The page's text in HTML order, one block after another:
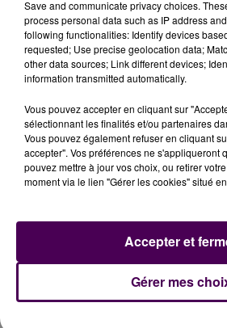
BIENTÔT L’ENQUÊTE
En 2020, le feu vert avait été
Save and communicate privacy choices.
process personal data such as IP address
following functionalities: Identify devices
requested; Use precise geolocation data;
other data sources; Link different devices;
information transmitted automatically.
Vous pouvez accepter en cliquant sur
sélectionnant les finalités et/ou partenaires
Vous pouvez également refuser en cliquant
accepter". Vos préférences ne s'appliqueront
pouvez mettre à jour vos choix, ou retirer
moment via le lien "Gérer les cookies" situé
Gérer mes
Accepter et